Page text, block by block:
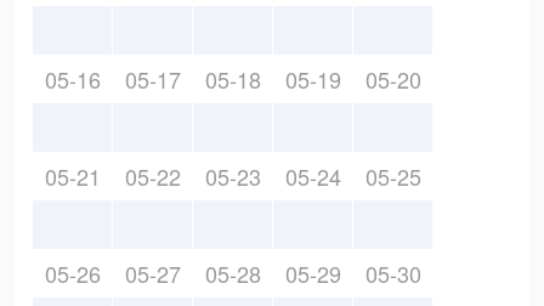
05-16 05-17 05-18 05-19 05-20
05-21 05-22 05-23 05-24 05-25
05-26 05-27 05-28 05-29 05-30